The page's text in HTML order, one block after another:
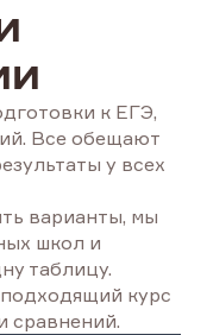
к ЕГЭ,
Все обещают
у всех
варианты, мы
школ и
таблицу.
курс
сравнений.